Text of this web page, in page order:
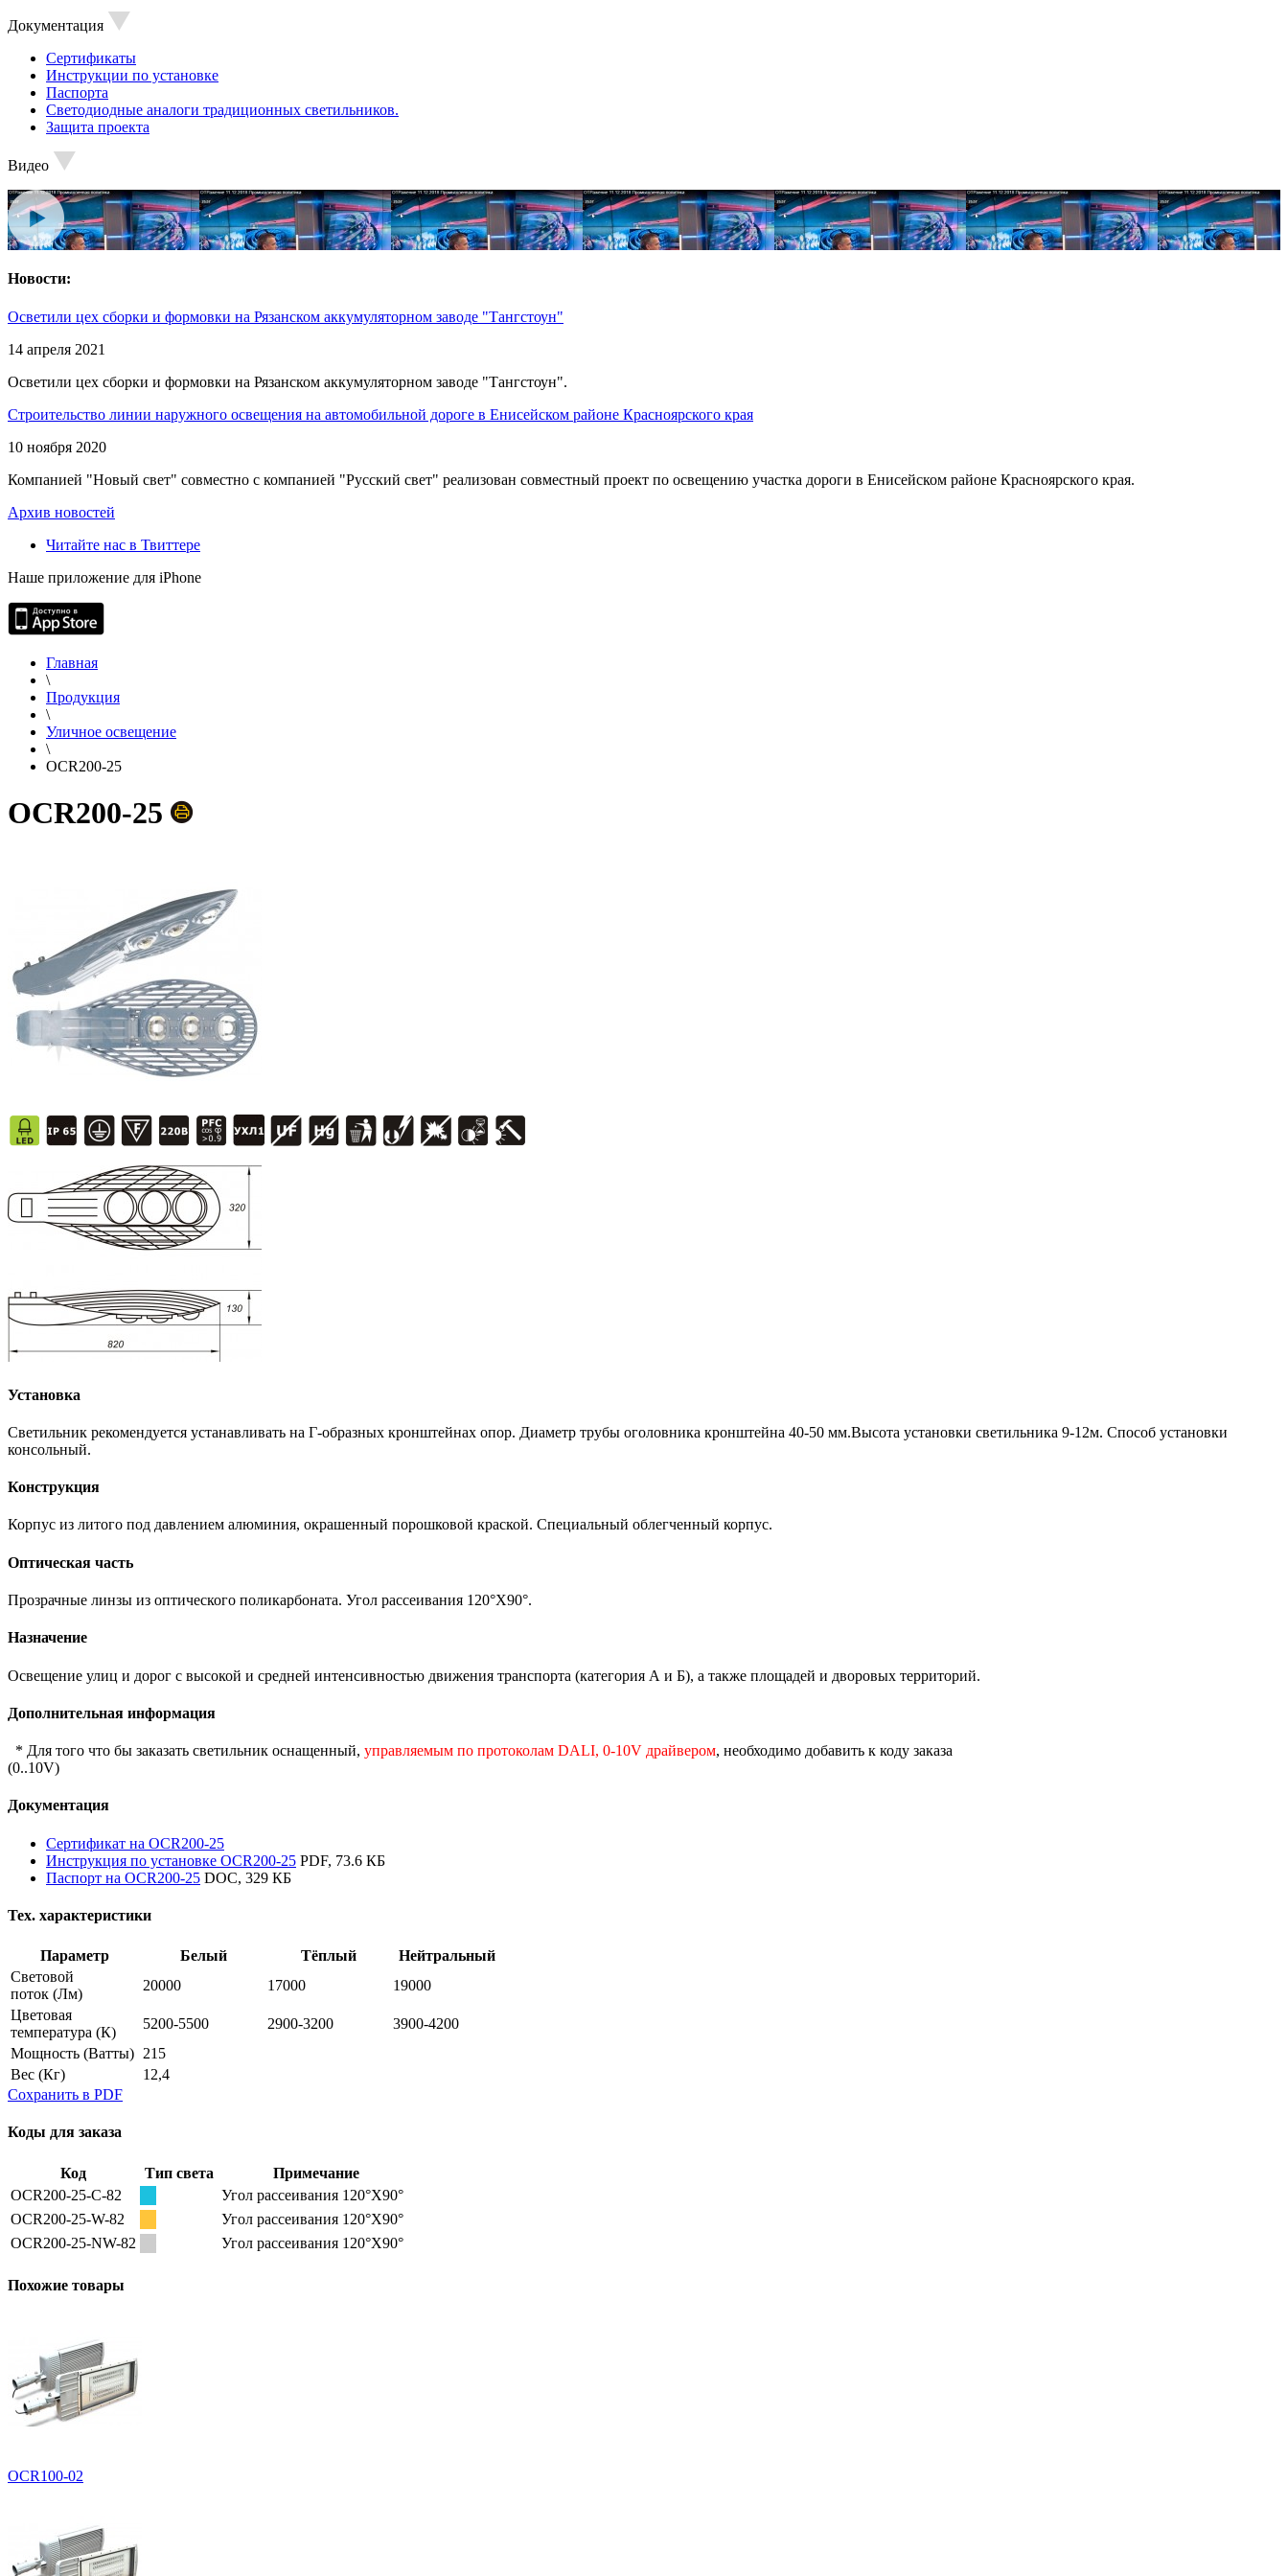
Документация
Сертификаты
Инструкции по установке
Паспорта
Светодиодные аналоги традиционных светильников.
Защита проекта
Видео
Новости:
Осветили цех сборки и формовки на Рязанском аккумуляторном заводе "Тангстоун"
14 апреля 2021
Осветили цех сборки и формовки на Рязанском аккумуляторном заводе "Тангстоун".
Строительство линии наружного освещения на автомобильной дороге в Енисейском районе Красноярского края
10 ноября 2020
Компанией "Новый свет" совместно с компанией "Русский свет" реализован совместный проект по освещению участка дороги в Енисейском районе Красноярского края.
Архив новостей
Читайте нас в Твиттере
Наше приложение для iPhone
Главная
\
Продукция
\
Уличное освещение
\
OCR200-25
OCR200-25
Установка
Светильник рекомендуется устанавливать на Г-образных кронштейнах опор. Диаметр трубы оголовника кронштейна 40-50 мм.Высота установки светильника 9-12м. Способ установки
консольный.
Конструкция
Корпус из литого под давлением алюминия, окрашенный порошковой краской. Специальный облегченный корпус.
Оптическая часть
Прозрачные линзы из оптического поликарбоната. Угол рассеивания 120°X90°.
Назначение
Освещение улиц и дорог с высокой и средней интенсивностью движения транспорта (категория А и Б), а также площадей и дворовых территорий.
Дополнительная информация
* Для того что бы заказать светильник оснащенный, управляемым по протоколам DALI, 0-10V драйвером, необходимо добавить к коду заказа
(0..10V)
Документация
Сертификат на OCR200-25
Инструкция по установке OCR200-25 PDF, 73.6 КБ
Паспорт на OCR200-25 DOC, 329 КБ
Тех. характеристики
Параметр Белый Тёплый
Нейтральный
Световой
поток (Лм)
20000 17000
19000
Цветовая
температура (К)
5200-5500 2900-3200
3900-4200
Мощность (Ватты) 215
Вес (Кг)
12,4
Сохранить в PDF
Коды для заказа
Код Тип света
Примечание
OCR200-25-C-82
Угол рассеивания 120°X90°
OCR200-25-W-82
Угол рассеивания 120°X90°
OCR200-25-NW-82
Угол рассеивания 120°X90°
Похожие товары
OCR100-02